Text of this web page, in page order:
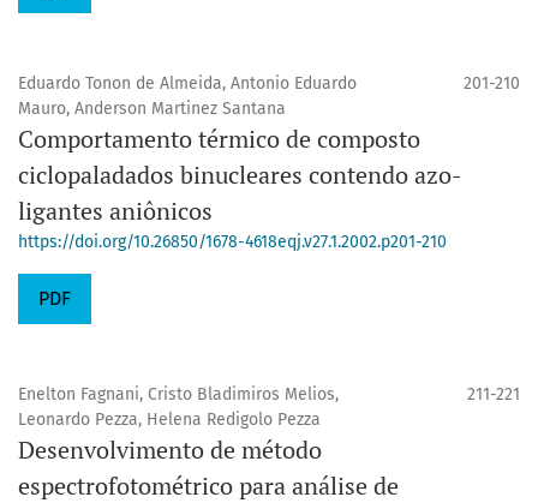
Eduardo Tonon de Almeida, Antonio Eduardo
Mauro, Anderson Martinez Santana
201-210
Comportamento térmico de composto
ciclopaladados binucleares contendo azo-
ligantes aniônicos
https://doi.org/10.26850/1678-4618eqj.v27.1.2002.p201-210
PDF
Enelton Fagnani, Cristo Bladimiros Melios,
Leonardo Pezza, Helena Redigolo Pezza
211-221
Desenvolvimento de método
espectrofotométrico para análise de